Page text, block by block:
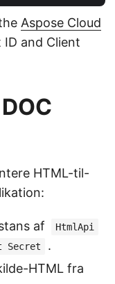
Aspose Cloud
and Client
HTML-til-
af HtmlApi
Secret
.
HTML fra